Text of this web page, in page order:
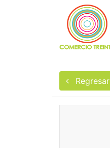
Regresar